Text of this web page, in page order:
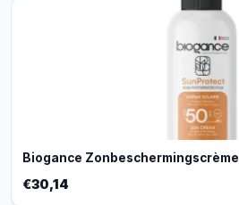
Biogance Zonbeschermingscrème
€30,14